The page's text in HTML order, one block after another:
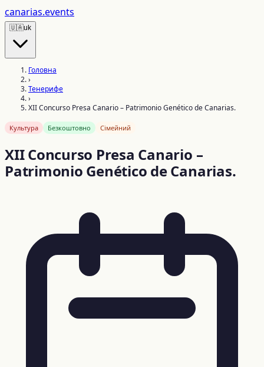
canarias.events
🇺🇦uk
Головна
›
Тенерифе
›
XII Concurso Presa Canario – Patrimonio Genético de Canarias.
Культура Безкоштовно Сімейний
XII Concurso Presa Canario –
Patrimonio Genético de Canarias.